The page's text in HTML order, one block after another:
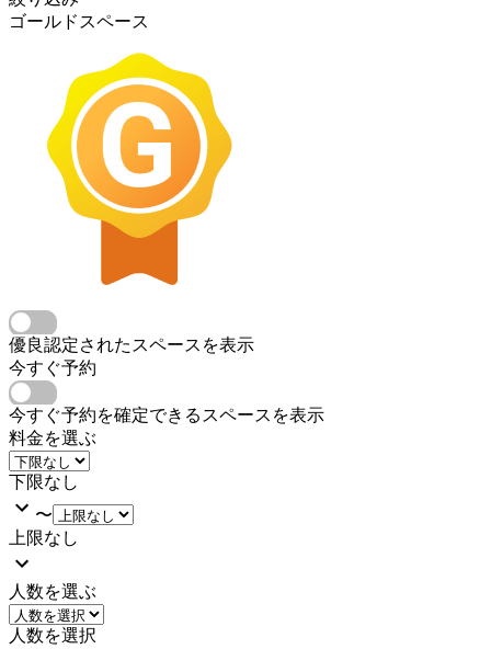
ゴールドスペース
優良認定されたスペースを表示
今すぐ予約
今すぐ予約を確定できるスペースを表示
料金を選ぶ
下限なし
〜
上限なし
人数を選ぶ
人数を選択